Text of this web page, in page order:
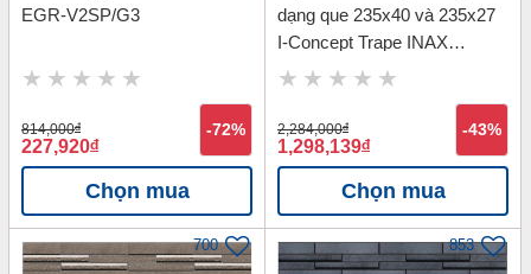
EGR-V2SP/G3
814,000đ
227,920đ
-72%
Chọn mua
dạng que 235x40 và 235x27
I-Concept Trape INAX
3040B/TRP-1
2,284,000đ
1,298,139đ
-43%
Chọn mua
700 853